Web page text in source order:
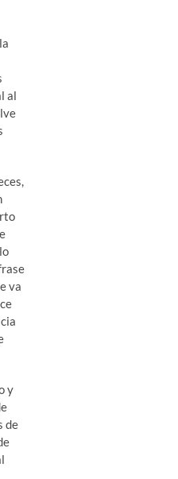
al
va
y
de